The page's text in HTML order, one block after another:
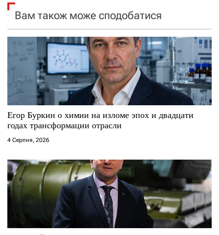
я
з
а
п
и
с
і
в
Вам також може сподобатися
Егор Буркин о химии на изломе эпох и двадцати
годах трансформации отрасли
4 Серпня, 2026